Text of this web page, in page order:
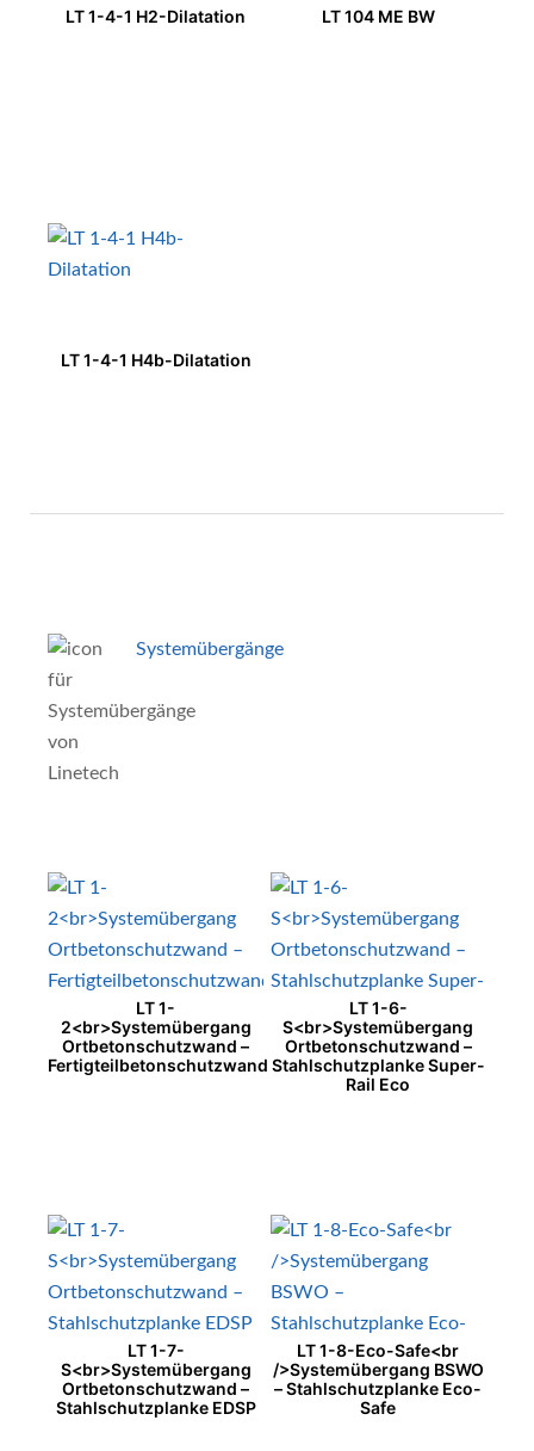
LT 1-4-1 H2-Dilatation LT 104 ME BW
LT 1-4-1 H4b-Dilatation
Systemübergänge
LT 1-
2<br>Systemübergang
Ortbetonschutzwand –
Fertigteilbetonschutzwand
LT 1-6-
S<br>Systemübergang
Ortbetonschutzwand –
Stahlschutzplanke Super-
Rail Eco
LT 1-7-
S<br>Systemübergang
Ortbetonschutzwand –
Stahlschutzplanke EDSP
LT 1-8-Eco-Safe<br
/>Systemübergang BSWO
– Stahlschutzplanke Eco-
Safe